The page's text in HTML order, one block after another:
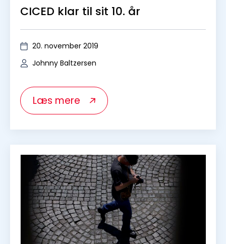
CICED klar til sit 10. år
20. november 2019
Johnny Baltzersen
Læs mere